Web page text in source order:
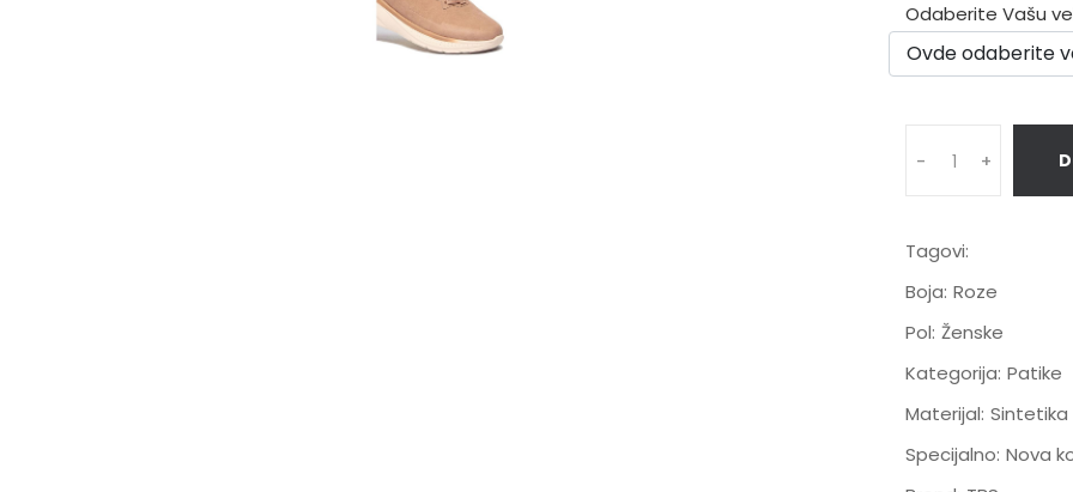
Odaberite Vašu
- +
Tagovi:
Boja: Roze
Pol: Ženske
Kategorija: Patike
Materijal: Sintetika
Specijalno: Nova